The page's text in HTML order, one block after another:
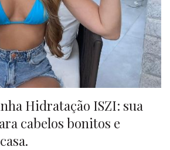
Hidratação ISZI: sua
cabelos bonitos e